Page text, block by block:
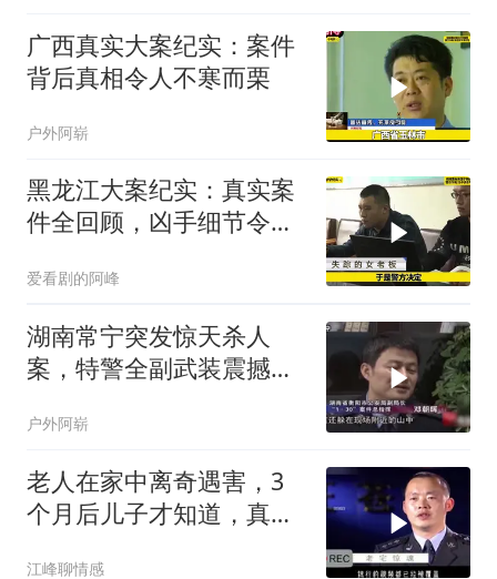
广西真实大案纪实：案件
背后真相令人不寒而栗
户外阿崭
黑龙江大案纪实：真实案
件全回顾，凶手细节令人
爱看剧的阿峰
湖南常宁突发惊天杀人
案，特警全副武装震撼全
户外阿崭
老人在家中离奇遇害，3
个月后儿子才知道，真相
江峰聊情感